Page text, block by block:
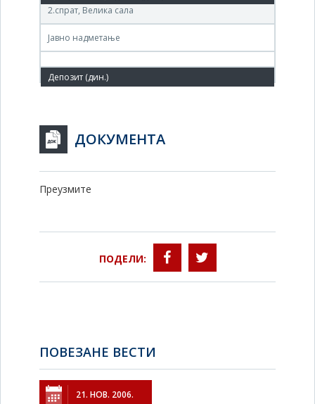
2.спрат, Велика сала
Јавно надметање
ДОКУМЕНТА
Преузмите
ПОДЕЛИ:
ПОВЕЗАНЕ ВЕСТИ
21. НОВ. 2006.